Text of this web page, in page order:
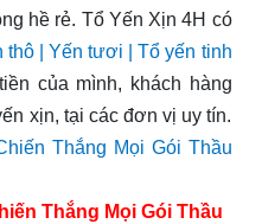
hề rẻ. Tổ Yến Xịn 4H có
thô | Yến tươi | Tổ yến tinh
của mình, khách hàng
xịn, tại các đơn vị uy tín.
Thắng Mọi Gói Thầu